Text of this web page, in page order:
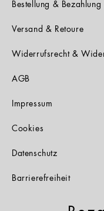
Bestellung & Bezahlung
Versand & Retoure
Widerrufsrecht &
AGB
Impressum
Cookies
Datenschutz
Barrierefreiheit